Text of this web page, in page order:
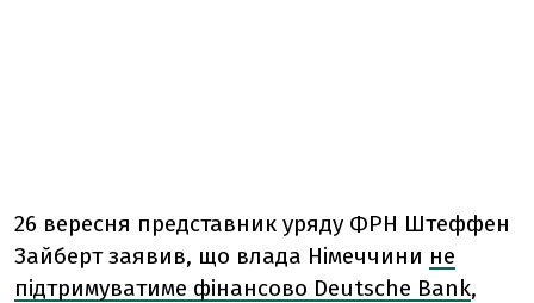
26 вересня представник уряду ФРН Штеффен
Зайберт заявив, що влада Німеччини не
підтримуватиме фінансово Deutsche Bank,